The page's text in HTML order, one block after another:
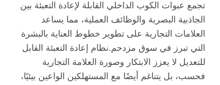
تجمع عبوات الكوب الداخلي القابلة لإعادة التعبئة بين
الجاذبية البصرية والوظائف العملية، مما يساعد
العلامات التجارية على تطوير خطوط العناية بالبشرة
التي تبرز في سوق مزدحم.نظام إعادة التعبئة القابل
للتعديل لا يعزز الابتكار وصورة العلامة التجارية
فحسب، بل يتناغم أيضًا مع المستهلكين الواعين بيئيًا،